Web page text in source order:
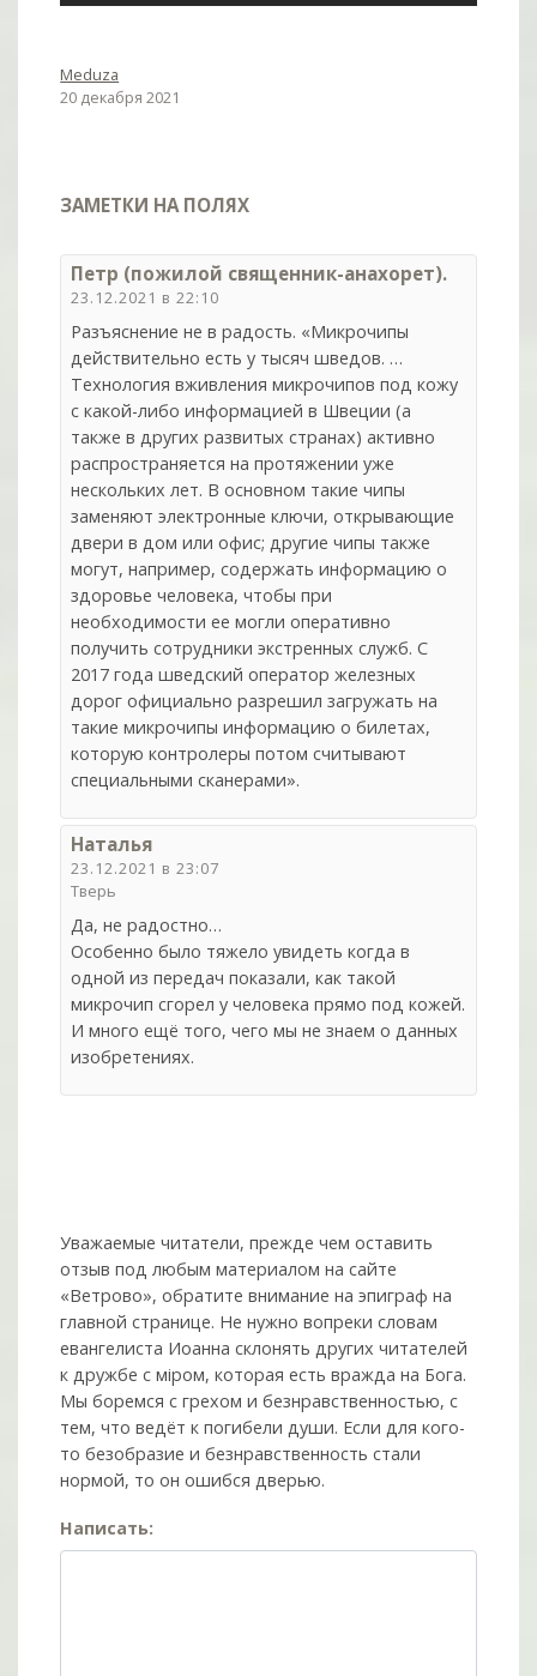
Meduza
20 декабря 2021
ЗАМЕТКИ НА ПОЛЯХ
Петр (пожилой священник-анахорет).
23.12.2021 в 22:10
Разъяснение не в радость. «Микрочипы
действительно есть у тысяч шведов. …
Технология вживления микрочипов под кожу
с какой-либо информацией в Швеции (а
также в других развитых странах) активно
распространяется на протяжении уже
нескольких лет. В основном такие чипы
заменяют электронные ключи, открывающие
двери в дом или офис; другие чипы также
могут, например, содержать информацию о
здоровье человека, чтобы при
необходимости ее могли оперативно
получить сотрудники экстренных служб. С
2017 года шведский оператор железных
дорог официально разрешил загружать на
такие микрочипы информацию о билетах,
которую контролеры потом считывают
специальными сканерами».
Наталья
23.12.2021 в 23:07
Тверь
Да, не радостно…
Особенно было тяжело увидеть когда в
одной из передач показали, как такой
микрочип сгорел у человека прямо под кожей.
И много ещё того, чего мы не знаем о данных
изобретениях.
Уважаемые читатели, прежде чем оставить
отзыв под любым материалом на сайте
«Ветрово», обратите внимание на эпиграф на
главной странице. Не нужно вопреки словам
евангелиста Иоанна склонять других читателей
к дружбе с мiром, которая есть вражда на Бога.
Мы боремся с грехом и без­нрав­ствен­ностью, с
тем, что ведёт к погибели души. Если для кого-
то безобразие и безнравственность стали
нормой, то он ошибся дверью.
Написать: